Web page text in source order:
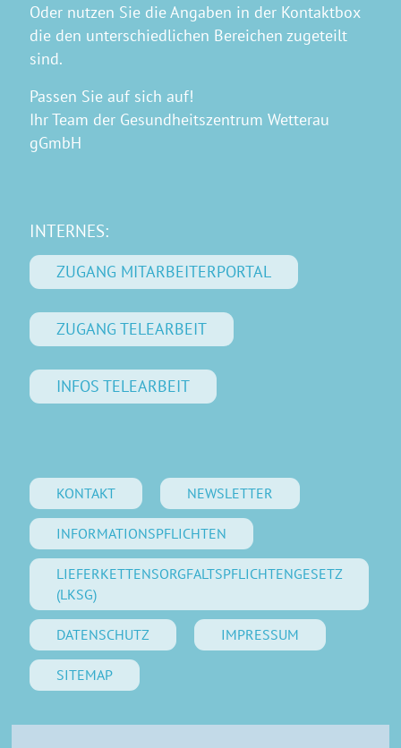
Oder nutzen Sie die Angaben in der Kontaktbox
die den unterschiedlichen Bereichen zugeteilt
sind.
Passen Sie auf sich auf!
Ihr Team der Gesundheitszentrum Wetterau
gGmbH
INTERNES:
ZUGANG MITARBEITERPORTAL
ZUGANG TELEARBEIT
INFOS TELEARBEIT
KONTAKT NEWSLETTER
INFORMATIONSPFLICHTEN
LIEFERKETTENSORGFALTSPFLICHTENGESETZ
(LKSG)
DATENSCHUTZ IMPRESSUM
SITEMAP